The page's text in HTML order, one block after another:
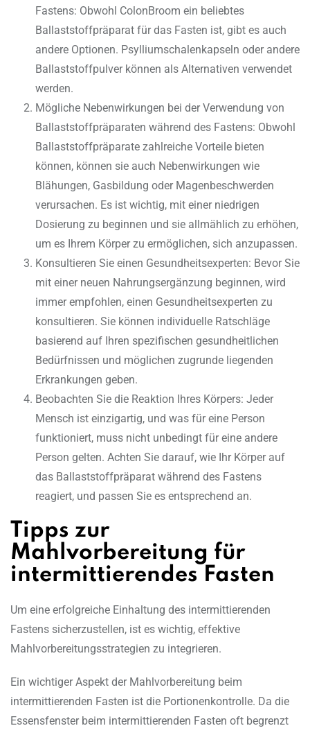
Fastens: Obwohl ColonBroom ein beliebtes
Ballaststoffpräparat für das Fasten ist, gibt es auch
andere Optionen. Psylliumschalenkapseln oder andere
Ballaststoffpulver können als Alternativen verwendet
werden.
Mögliche Nebenwirkungen bei der Verwendung von
Ballaststoffpräparaten während des Fastens: Obwohl
Ballaststoffpräparate zahlreiche Vorteile bieten
können, können sie auch Nebenwirkungen wie
Blähungen, Gasbildung oder Magenbeschwerden
verursachen. Es ist wichtig, mit einer niedrigen
Dosierung zu beginnen und sie allmählich zu erhöhen,
um es Ihrem Körper zu ermöglichen, sich anzupassen.
Konsultieren Sie einen Gesundheitsexperten: Bevor Sie
mit einer neuen Nahrungsergänzung beginnen, wird
immer empfohlen, einen Gesundheitsexperten zu
konsultieren. Sie können individuelle Ratschläge
basierend auf Ihren spezifischen gesundheitlichen
Bedürfnissen und möglichen zugrunde liegenden
Erkrankungen geben.
Beobachten Sie die Reaktion Ihres Körpers: Jeder
Mensch ist einzigartig, und was für eine Person
funktioniert, muss nicht unbedingt für eine andere
Person gelten. Achten Sie darauf, wie Ihr Körper auf
das Ballaststoffpräparat während des Fastens
reagiert, und passen Sie es entsprechend an.
Tipps zur
Mahlvorbereitung für
intermittierendes Fasten
Um eine erfolgreiche Einhaltung des intermittierenden
Fastens sicherzustellen, ist es wichtig, effektive
Mahlvorbereitungsstrategien zu integrieren.
Ein wichtiger Aspekt der Mahlvorbereitung beim
intermittierenden Fasten ist die Portionenkontrolle. Da die
Essensfenster beim intermittierenden Fasten oft begrenzt